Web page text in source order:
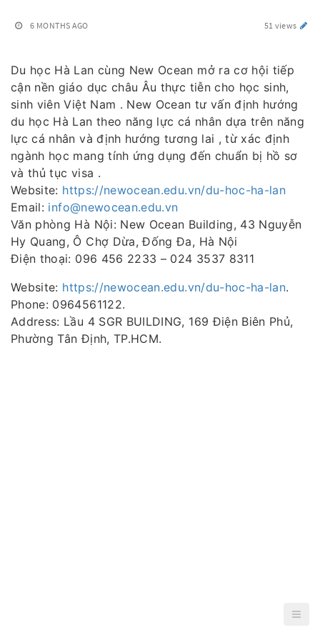
6 MONTHS AGO 51 views
Du học Hà Lan cùng New Ocean mở ra cơ hội tiếp
cận nền giáo dục châu Âu thực tiễn cho học sinh,
sinh viên Việt Nam . New Ocean tư vấn định hướng
du học Hà Lan theo năng lực cá nhân dựa trên năng
lực cá nhân và định hướng tương lai , từ xác định
ngành học mang tính ứng dụng đến chuẩn bị hồ sơ
và thủ tục visa .
Website: https://newocean.edu.vn/du-hoc-ha-lan
Email: info@newocean.edu.vn
Văn phòng Hà Nội: New Ocean Building, 43 Nguyễn
Hy Quang, Ô Chợ Dừa, Đống Đa, Hà Nội
Điện thoại: 096 456 2233 – 024 3537 8311
Website: https://newocean.edu.vn/du-hoc-ha-lan.
Phone: 0964561122.
Address: Lầu 4 SGR BUILDING, 169 Điện Biên Phủ,
Phường Tân Định, TP.HCM.